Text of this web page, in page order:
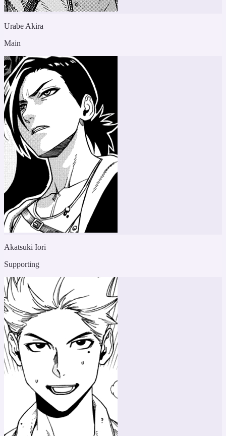
Urabe Akira
Main
Akatsuki Iori
Supporting